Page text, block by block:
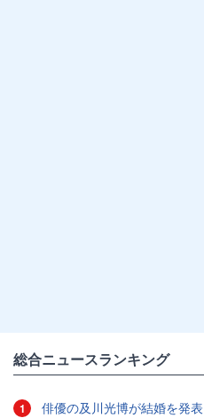
総合ニュースランキング
1 俳優の及川光博が結婚を発表